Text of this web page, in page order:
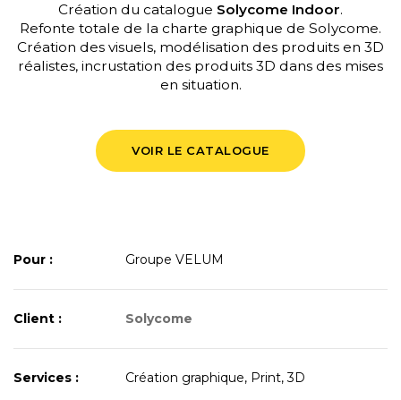
Création du catalogue Solycome Indoor.
Refonte totale de la charte graphique de Solycome.
Création des visuels, modélisation des produits en 3D
réalistes, incrustation des produits 3D dans des mises
en situation.
VOIR LE CATALOGUE
Pour : Groupe VELUM
Client : Solycome
Services : Création graphique, Print, 3D